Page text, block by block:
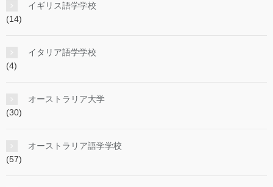
イギリス語学学校
(14)
イタリア語学学校
(4)
オーストラリア大学
(30)
オーストラリア語学学校
(57)